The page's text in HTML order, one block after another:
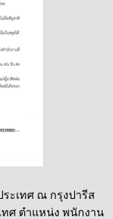
ะเทศ ณ กรุงปารีส
ทศ ตำแหน่ง พนักงาน